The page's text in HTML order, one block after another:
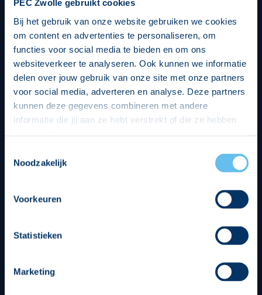
PEC Zwolle gebruikt cookies
Bij het gebruik van onze website gebruiken we cookies
om content en advertenties te personaliseren, om
functies voor social media te bieden en om ons
websiteverkeer te analyseren. Ook kunnen we informatie
delen over jouw gebruik van onze site met onze partners
voor social media, adverteren en analyse. Deze partners
kunnen deze gegevens combineren met andere
informatie die jij aan ze hebt verstrekt of die ze hebben
op een veilige en integere wijze. Je kunt je toestemming
beheren op de privacy- en cookieverklaring pagina.
Noodzakelijk
Voorkeuren
Statistieken
Marketing